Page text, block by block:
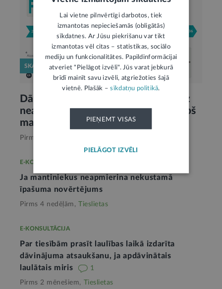
SKAIDROJUMS
Dāvinājums un mantinieku tiesības uz
neatņemamo daļu: kas ir mainījies kopš
mantojuma tiesību reformas
Pirms 3 mēnešiem,
E-KONSULTĀCIJA
Ja mantiniekus neapmierina nekustamā
īpašuma novērtējums
Pirms 4 nedēļām, Tieslietas
E-KONSULTĀCIJA
Par tiesībām prasīt laulības laikā izdarīta
dāvinājuma atsaukšanu, ja apdāvinātais
laulātais miris
1
Pirms 2 mēnešiem, Tieslietas
Lai vietne pilnvērtīgi darbotos, tiek
izmantotas nepieciešamās (obligātās)
sīkdatnes. Ar Jūsu piekrišanu var tikt
izmantotas vēl citas – statistikas, sociālo
mediju un funkcionalitātes. Papildinformācijai
atveriet "Pielāgot izvēli". Jūs varat jebkurā
brīdī mainīt savu izvēli, atgriežoties šajā
vietnē. Plašāk –sīkdatņu politikā.
PIEŅEMT VISAS
PIELĀGOT IZVĒLI